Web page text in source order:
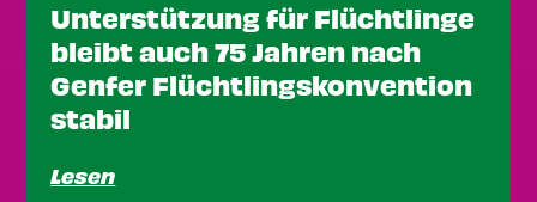
Unterstützung für Flüchtlinge
bleibt auch 75 Jahren nach
Genfer Flüchtlingskonvention
stabil
Lesen